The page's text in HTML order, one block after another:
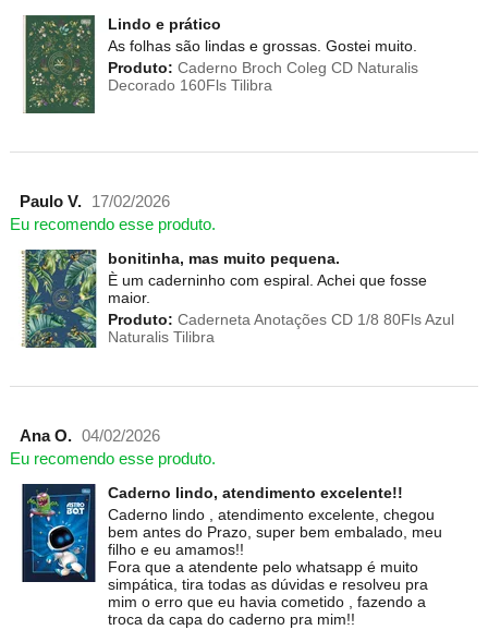
Lindo e prático
As folhas são lindas e grossas. Gostei muito.
Produto: Caderno Broch Coleg CD Naturalis
Decorado 160Fls Tilibra
Paulo V.
17/02/2026
Eu recomendo esse produto.
bonitinha, mas muito pequena.
È um caderninho com espiral. Achei que fosse
maior.
Produto: Caderneta Anotações CD 1/8 80Fls Azul
Naturalis Tilibra
Ana O. 04/02/2026
Eu recomendo esse produto.
Caderno lindo, atendimento excelente!!
Caderno lindo , atendimento excelente, chegou
bem antes do Prazo, super bem embalado, meu
filho e eu amamos!!
Fora que a atendente pelo whatsapp é muito
simpática, tira todas as dúvidas e resolveu pra
mim o erro que eu havia cometido , fazendo a
troca da capa do caderno pra mim!!